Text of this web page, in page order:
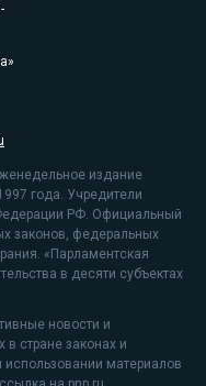
издание
года. Учредители
РФ. Официальный
законов, федеральных
«Парламентская
в десяти субъектах
новости и
стране законах и
использовании материалов